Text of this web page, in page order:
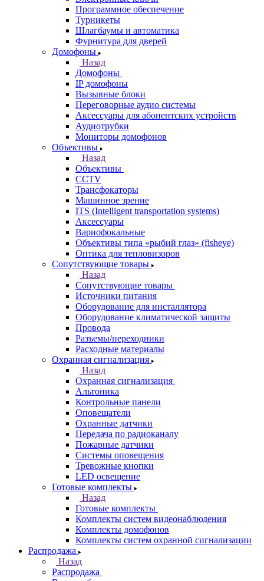
Программное обеспечение
Турникеты
Шлагбаумы и автоматика
Фурнитура для дверей
Домофоны
Назад
Домофоны
IP домофоны
Вызывные блоки
Переговорные аудио системы
Аксессуары для абонентских устройств
Аудиотрубки
Мониторы домофонов
Объективы
Назад
Объективы
CCTV
Трансфокаторы
Машинное зрение
ITS (Intelligent transportation systems)
Аксессуары
Вариофокальные
Объективы типа «рыбий глаз» (fisheye)
Оптика для тепловизоров
Сопутствующие товары
Назад
Сопутствующие товары
Источники питания
Оборудование для инсталлятора
Оборудование климатической защиты
Провода
Разъемы/переходники
Расходные материалы
Охранная сигнализация
Назад
Охранная сигнализация
Альтоника
Контрольные панели
Оповещатели
Охранные датчики
Передача по радиоканалу
Пожарные датчики
Системы оповещения
Тревожные кнопки
LED освещение
Готовые комплекты
Назад
Готовые комплекты
Комплекты систем видеонаблюдения
Комплекты домофонов
Комплекты систем охранной сигнализации
Распродажа
Назад
Распродажа